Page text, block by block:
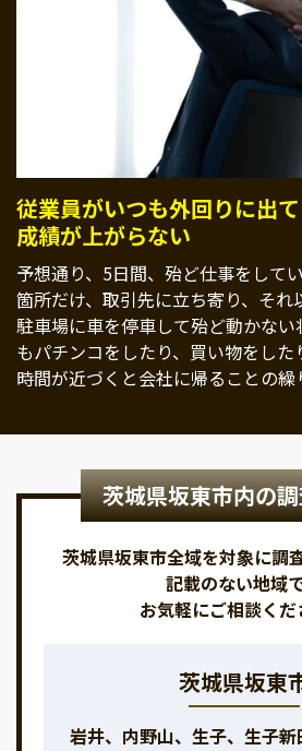
従業員がいつも外回りに出
成績が上がらない
予想通り、5日間、殆ど仕事をして
箇所だけ、取引先に立ち寄り、それ
駐車場に車を停車して殆ど動かな
もパチンコをしたり、買い物をし
時間が近づくと会社に帰ることの繰
茨城県坂東市内の
茨城県坂東市全域を対象に調
記載のない地域
お気軽にご相談くだ
茨城県坂東
岩井、内野山、生子、生子